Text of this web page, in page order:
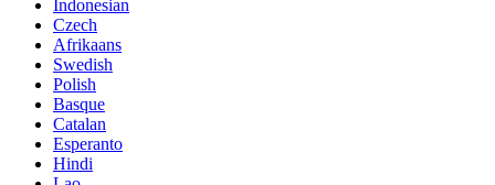
Indonesian
Czech
Afrikaans
Swedish
Polish
Basque
Catalan
Esperanto
Hindi